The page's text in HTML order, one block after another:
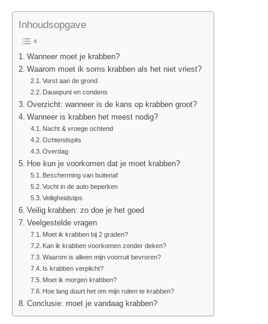
Inhoudsopgave
Wanneer moet je krabben?
Waarom moet ik soms krabben als het niet vriest?
Vorst aan de grond
Dauwpunt en condens
Overzicht: wanneer is de kans op krabben groot?
Wanneer is krabben het meest nodig?
Nacht & vroege ochtend
Ochtendspits
Overdag
Hoe kun je voorkomen dat je moet krabben?
Bescherming van buitenaf
Vocht in de auto beperken
Veiligheidstips
Veilig krabben: zo doe je het goed
Veelgestelde vragen
Moet ik krabben bij 2 graden?
Kan ik krabben voorkomen zonder deken?
Waarom is alleen mijn voorruit bevroren?
Is krabben verplicht?
Moet ik morgen krabben?
Hoe lang duurt het om mijn ruiten te krabben?
Conclusie: moet je vandaag krabben?